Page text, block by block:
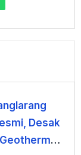
Desak